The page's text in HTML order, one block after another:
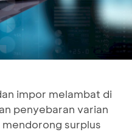
impor melambat di
penyebaran varian
surplus